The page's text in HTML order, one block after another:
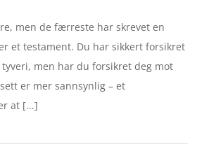
men de færreste har skrevet en
et testament. Du har sikkert forsikret
men har du forsikret deg mot
er mer sannsynlig – et
at [...]